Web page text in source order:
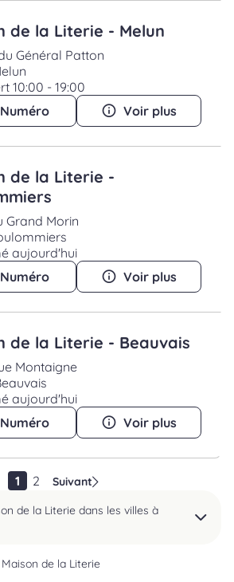
de la Literie - Melun
Général Patton
10:00 - 19:00
Numéro
Voir plus
de la Literie -
Grand Morin
aujourd'hui
Numéro
Voir plus
de la Literie - Beauvais
Montaigne
aujourd'hui
Numéro
Voir plus
1 2
Suivant
de la Literie dans les villes à
de la Literie